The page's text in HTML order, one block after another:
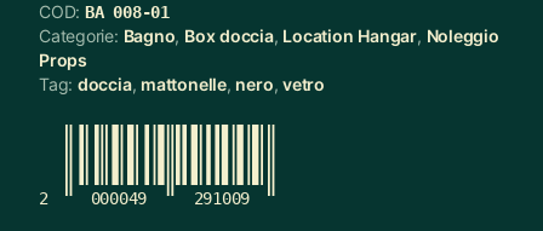
COD: BA 008-01
Categorie: Bagno, Box doccia, Location Hangar, Noleggio
Props
Tag: doccia, mattonelle, nero,vetro
2 000049 291009